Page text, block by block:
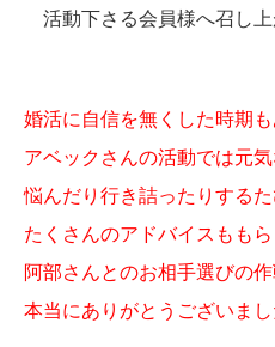
活動下さる会員様へ召し
婚活に自信を無くした時期も
アベックさんの活動では元
悩んだり行き詰ったりする
たくさんのアドバイスももら
阿部さんとのお相手選びの
本当にありがとうございまし